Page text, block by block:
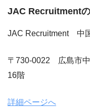
JAC Recruitment
JAC Recruitment 中
〒730-0022 広島市
16階
詳細ページへ